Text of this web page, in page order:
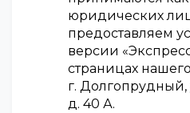
юридических
предоставляем
версии
страницах
г.
д. 40 А.